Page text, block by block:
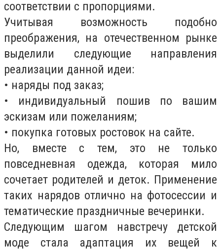
соответствии с пропорциями.
Учитывая возможность подобно
преображения, на отечественном рынке
выделили следующие направления
реализации данной идеи:
• наряды под заказ;
• индивидуальный пошив по вашим
эскизам или пожеланиям;
• покупка готовых ростовок на сайте.
Но, вместе с тем, это не только
повседневная одежда, которая мило
сочетает родителей и деток. Применение
таких нарядов отлично на фотосессии и
тематические праздничные вечеринки.
Следующим шагом навстречу детской
моде стала адаптация их вещей к